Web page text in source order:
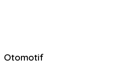
Otomotif